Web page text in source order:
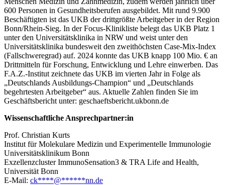
600 Personen in Gesundheitsberufen ausgebildet. Mit rund 9.900
Beschäftigten ist das UKB der drittgrößte Arbeitgeber in der Region
Bonn/Rhein-Sieg. In der Focus-Klinikliste belegt das UKB Platz 1
unter den Universitätsklinika in NRW und weist unter den
Universitätsklinika bundesweit den zweithöchsten Case-Mix-Index
(Fallschweregrad) auf. 2024 konnte das UKB knapp 100 Mio. € an
Drittmitteln für Forschung, Entwicklung und Lehre einwerben. Das
F.A.Z.-Institut zeichnete das UKB im vierten Jahr in Folge als
„Deutschlands Ausbildungs-Champion“ und „Deutschlands
begehrtesten Arbeitgeber“ aus. Aktuelle Zahlen finden Sie im
Geschäftsbericht unter: geschaeftsbericht.ukbonn.de
Wissenschaftliche Ansprechpartner:in
Prof. Christian Kurts
Institut für Molekulare Medizin und Experimentelle Immunologie
Universitätsklinikum Bonn
Exzellenzcluster ImmunoSensation3 & TRA Life and Health,
Universität Bonn
E-Mail: ck****@******nn.de